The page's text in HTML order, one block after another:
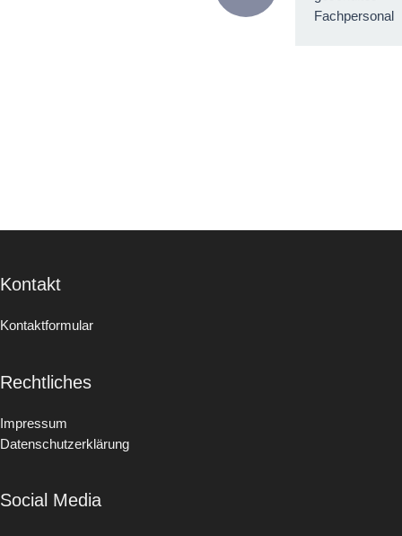
Fachpersonal
Kontakt
Kontaktformular
Rechtliches
Impressum
Datenschutzerklärung
Social Media